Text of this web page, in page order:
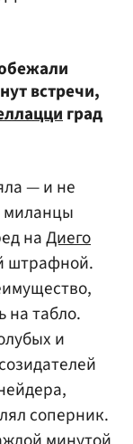
встречи,
град
— и не
миланцы
наДиего
штрафной.
на табло.
и
соперник.